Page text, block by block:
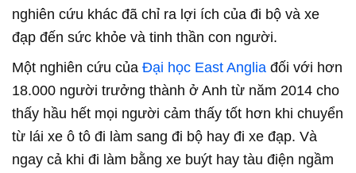
nghiên cứu khác đã chỉ ra lợi ích của đi bộ và xe
đạp đến sức khỏe và tinh thần con người.
Một nghiên cứu của Đại học East Anglia đối với hơn
18.000 người trưởng thành ở Anh từ năm 2014 cho
thấy hầu hết mọi người cảm thấy tốt hơn khi chuyển
từ lái xe ô tô đi làm sang đi bộ hay đi xe đạp. Và
ngay cả khi đi làm bằng xe buýt hay tàu điện ngầm